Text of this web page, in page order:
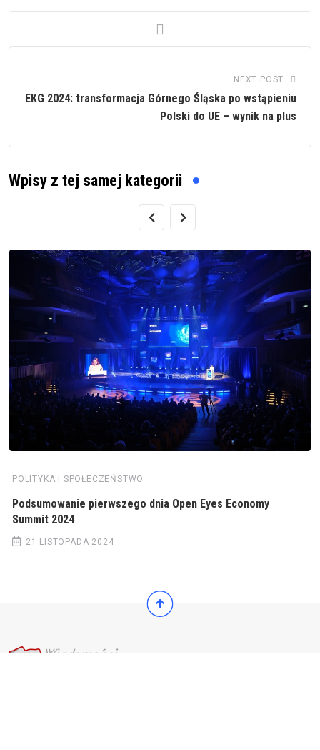
NEXT POST
EKG 2024: transformacja Górnego Śląska po wstąpieniu
Polski do UE – wynik na plus
Wpisy z tej samej kategorii
POLITYKA I SPOŁECZEŃSTWO
Podsumowanie pierwszego dnia Open Eyes Economy
Summit 2024
21 LISTOPADA 2024